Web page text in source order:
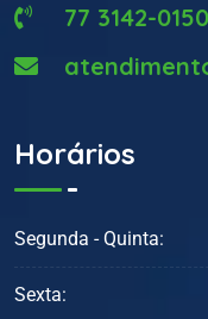
77 3142-
Horários
Segunda - Quinta:
Sexta: